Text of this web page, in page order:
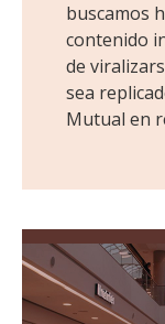
buscamos
contenido
de
sea
Mutual en